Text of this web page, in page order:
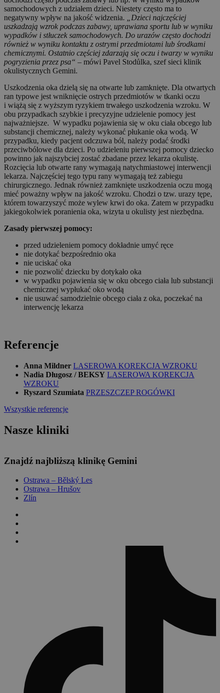
samochodowych z udziałem dzieci. Niestety często ma to
negatywny wpływ na jakość widzenia.
„Dzieci najczęściej
uszkadzają wzrok podczas zabawy, uprawiana sportu lub w wyniku
wypadków i stłuczek samochodowych. Do urazów często dochodzi
również w wyniku kontaktu z ostrymi przedmiotami lub środkami
chemicznymi. Ostatnio częściej zdarzają się oczu i twarzy w wyniku
pogryzienia przez psa“ – mówi Pavel Stodůlka, szef sieci klinik
okulistycznych Gemini.
Uszkodzenia oka dzielą się na otwarte lub zamknięte. Dla otwartych
ran typowe jest wniknięcie ostrych przedmiotów w tkanki oczu
i wiążą się z wyższym ryzykiem trwałego uszkodzenia wzroku. W
obu przypadkach szybkie i precyzyjne udzielenie pomocy jest
najważniejsze. W wypadku pojawienia się w oku ciała obcego lub
substancji chemicznej, należy wykonać płukanie oka wodą. W
przypadku, kiedy pacjent odczuwa ból, należy podać środki
przeciwbólowe dla dzieci. Po udzieleniu pierwszej pomocy dziecko
powinno jak najszybciej zostać zbadane przez lekarza okulistę.
Rozcięcia lub otwarte rany wymagają natychmiastowej interwencji
lekarza. Najczęściej tego typu rany wymagają też zabiegu
chirurgicznego. Jednak również zamknięte uszkodzenia oczu mogą
mieć poważny wpływ na jakość wzroku. Chodzi o tzw. urazy tępe,
którem towarzyszyć może wylew krwi do oka. Zatem w przypadku
jakiegokolwiek poranienia oka, wizyta u okulisty jest niezbędna.
Zasady pierwszej pomocy:
przed udzieleniem pomocy dokładnie umyć ręce
nie dotykać bezpośrednio oka
nie uciskać oka
nie pozwolić dziecku by dotykało oka
w wypadku pojawienia się w oku obcego ciała lub substancji
chemicznej wypłukać oko wodą
nie usuwać samodzielnie obcego ciała z oka, poczekać na
interwencję lekarza
Referencje
Anna Mildner LASEROWA KOREKCJA WZROKU
Nadia Długosz / BEKSY LASEROWA KOREKCJA
WZROKU
Ryszard Szumiata PRZESZCZEP ROGÓWKI
Wszystkie referencje
Nasze kliniki
Znajdź najbliższą klinikę Gemini
Ostrawa – Bělský Les
Ostrawa – Hrušov
Zlín